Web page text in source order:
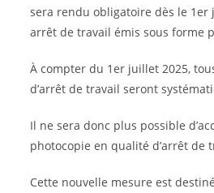
sera rendu obligatoire dès le
arrêt de travail émis sous forme
À compter du 1er juillet 2025,
d’arrêt de travail seront
Il ne sera donc plus possible
photocopie en qualité d’arrêt de
Cette nouvelle mesure est